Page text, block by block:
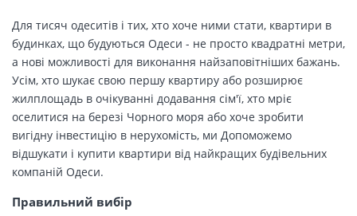
Для тисяч одеситів і тих, хто хоче ними стати, квартири в
будинках, що будуються Одеси - не просто квадратні метри,
а нові можливості для виконання найзаповітніших бажань.
Усім, хто шукає свою першу квартиру або розширює
жилплощадь в очікуванні додавання сім'ї, хто мріє
оселитися на березі Чорного моря або хоче зробити
вигідну інвестицію в нерухомість, ми Допоможемо
відшукати і купити квартири від найкращих будівельних
компаній Одеси.
Правильний вибір